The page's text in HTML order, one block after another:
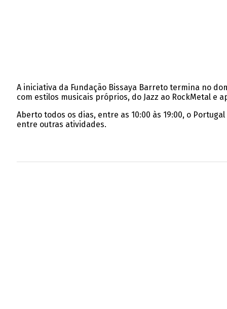
A iniciativa da Fundação Bissaya Barreto termina no
com estilos musicais próprios, do Jazz ao RockMetal e
Aberto todos os dias, entre as 10:00 às 19:00, o
entre outras atividades.